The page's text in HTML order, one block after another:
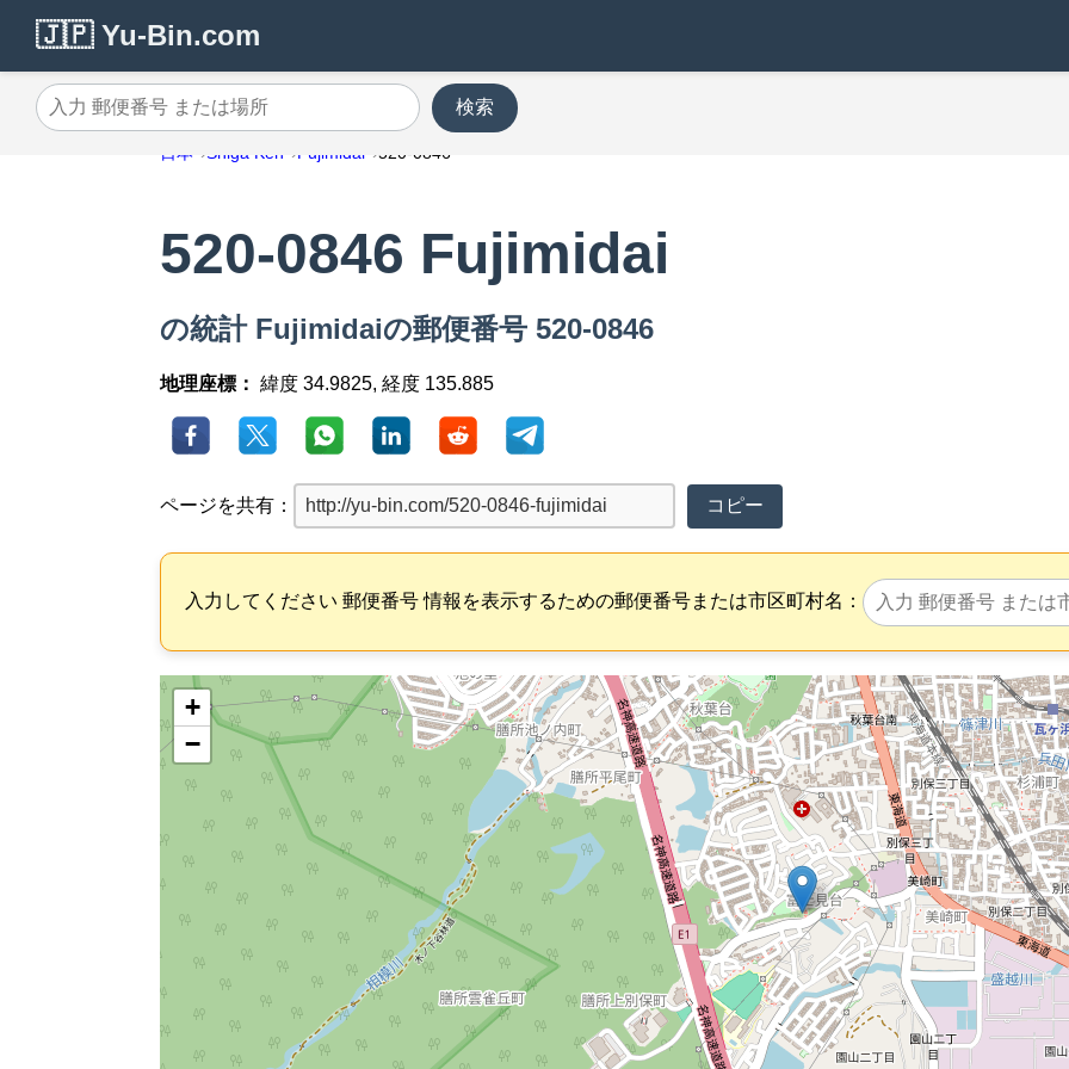
🇯🇵 Yu-Bin.com
入力 郵便番号 または場所
検索
日本 Shiga Ken Fujimidai 520-0846
520-0846 Fujimidai
の統計 Fujimidaiの郵便番号 520-0846
地理座標： 緯度 34.9825, 経度 135.885
ページを共有： コピー
入力してください 郵便番号 情報を表示するための郵便番号または市区町村名：
+
−